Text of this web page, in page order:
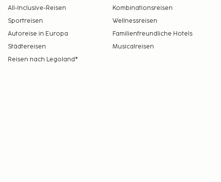
All-Inclusive-Reisen
Kombinationsreisen
Sportreisen
Wellnessreisen
Autoreise in Europa
Familienfreundliche Hotels
Städtereisen
Musicalreisen
Reisen nach Legoland®